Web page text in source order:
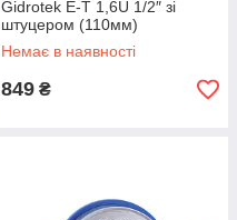
Gidrotek E-T 1,6U 1/2″ зі
штуцером (110мм)
(000003372)
Немає в наявності
849 ₴